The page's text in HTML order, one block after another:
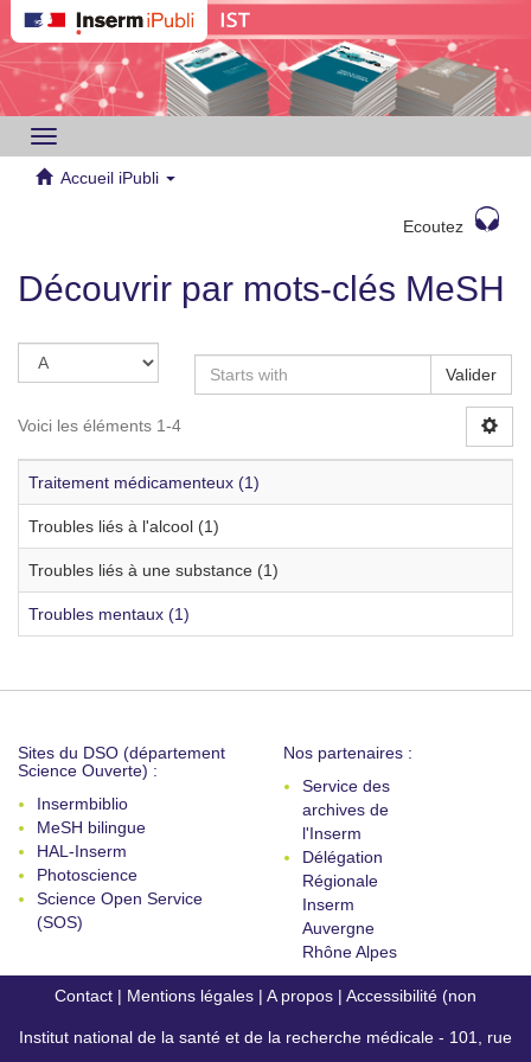
Toggle
navigation
Accueil iPubli
Ecoutez
Découvrir par mots-clés MeSH
Valider
Voici les éléments 1-4
Traitement médicamenteux (1)
Troubles liés à l'alcool (1)
Troubles liés à une substance (1)
Troubles mentaux (1)
Sites du DSO (département
Science Ouverte) :
Insermbiblio
MeSH bilingue
HAL-Inserm
Photoscience
Science Open Service
(SOS)
Nos partenaires :
Service des
archives de
l'Inserm
Délégation
Régionale
Inserm
Auvergne
Rhône Alpes
Contact | Mentions légales | A propos | Accessibilité (non
conforme)
Institut national de la santé et de la recherche médicale - 101, rue